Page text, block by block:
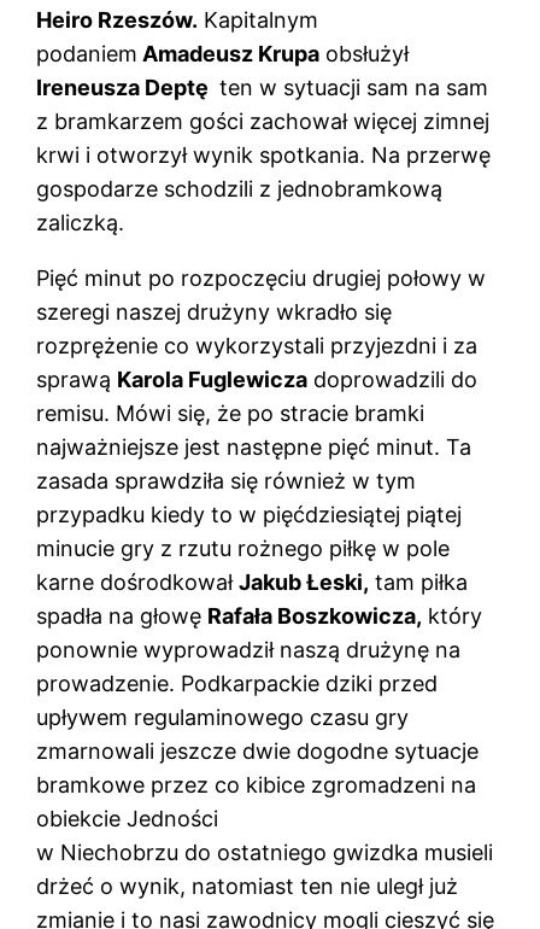
Heiro Rzeszów. Kapitalnym
podaniem Amadeusz Krupa obsłużył
Ireneusza Deptę ten w sytuacji sam na sam
z bramkarzem gości zachował więcej zimnej
krwi i otworzył wynik spotkania. Na przerwę
gospodarze schodzili z jednobramkową
zaliczką.
Pięć minut po rozpoczęciu drugiej połowy w
szeregi naszej drużyny wkradło się
rozprężenie co wykorzystali przyjezdni i za
sprawą Karola Fuglewicza doprowadzili do
remisu. Mówi się, że po stracie bramki
najważniejsze jest następne pięć minut. Ta
zasada sprawdziła się również w tym
przypadku kiedy to w pięćdziesiątej piątej
minucie gry z rzutu rożnego piłkę w pole
karne dośrodkowałJakub Łeski, tam piłka
spadła na głowę Rafała Boszkowicza, który
ponownie wyprowadził naszą drużynę na
prowadzenie. Podkarpackie dziki przed
upływem regulaminowego czasu gry
zmarnowali jeszcze dwie dogodne sytuacje
bramkowe przez co kibice zgromadzeni na
obiekcie Jedności
w Niechobrzu do ostatniego gwizdka musieli
drżeć o wynik, natomiast ten nie uległ już
zmianie i to nasi zawodnicy mogli cieszyć się